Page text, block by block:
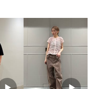
洗濯表示について